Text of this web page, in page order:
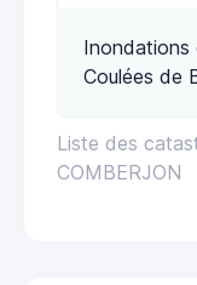
Liste des
COMBERJON
Inondations
Coulées de